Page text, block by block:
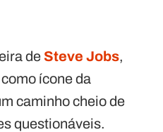
de Steve Jobs,
ícone da
caminho cheio de
questionáveis.